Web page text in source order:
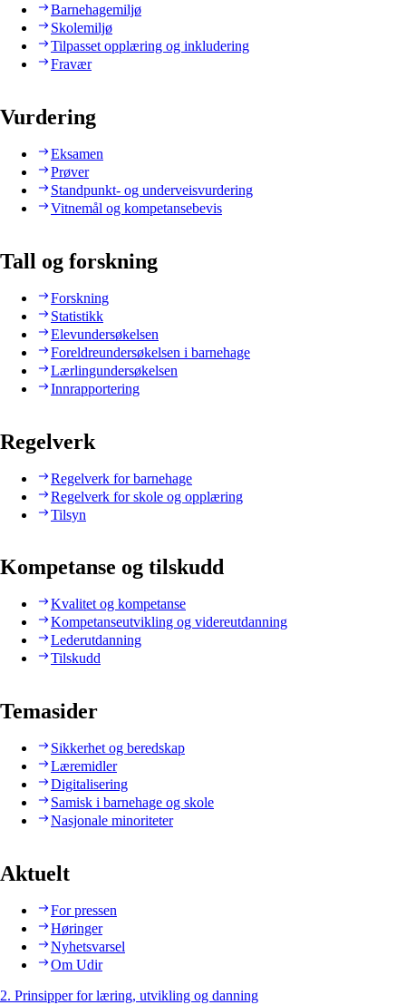
Barnehagemiljø
Skolemiljø
Tilpasset opplæring og inkludering
Fravær
Vurdering
Eksamen
Prøver
Standpunkt- og underveisvurdering
Vitnemål og kompetansebevis
Tall og forskning
Forskning
Statistikk
Elevundersøkelsen
Foreldreundersøkelsen i barnehage
Lærlingundersøkelsen
Innrapportering
Regelverk
Regelverk for barnehage
Regelverk for skole og opplæring
Tilsyn
Kompetanse og tilskudd
Kvalitet og kompetanse
Kompetanseutvikling og videreutdanning
Lederutdanning
Tilskudd
Temasider
Sikkerhet og beredskap
Læremidler
Digitalisering
Samisk i barnehage og skole
Nasjonale minoriteter
Aktuelt
For pressen
Høringer
Nyhetsvarsel
Om Udir
2. Prinsipper for læring, utvikling og danning